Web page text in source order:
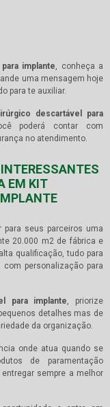
implante , conheça a
uma mensagem hoje
para te auxiliar.
descartável para
poderá contar com
no atendimento.
EM KIT
para seus parceiros uma
20.000 m2 de fábrica e
qualificação, tudo para
com personalização para
para implante , priorize
detalhes mas de
da organização.
onde atua quando se
de paramentação
sempre a melhor